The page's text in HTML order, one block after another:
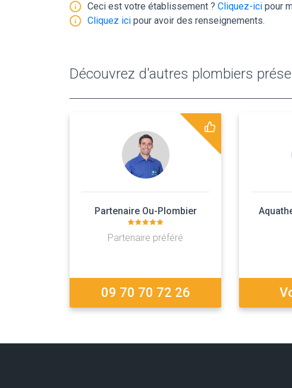
Ceci est votre établissement ? Cliquez-ici pour
Cliquez ici pour avoir des renseignements.
Découvrez d'autres plombiers
Partenaire Ou-Plombier
Partenaire préféré
09 70 70 72 26